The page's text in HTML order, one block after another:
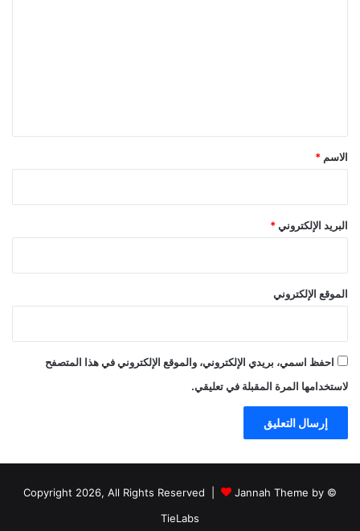
*
الاسم *
البريد الإلكتروني *
الموقع الإلكتروني
احفظ اسمي، بريدي الإلكتروني، والموقع الإلكتروني في هذا المتصفح
لاستخدامها المرة المقبلة في تعليقي.
© Copyright 2026, All Rights Reserved |
Jannah Theme by
TieLabs